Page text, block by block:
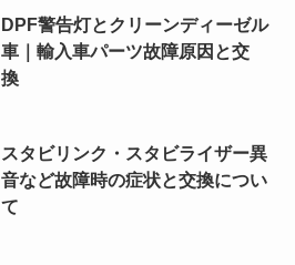
DPF警告灯とクリーンディーゼル
車｜輸入車パーツ故障原因と交
換
スタビリンク・スタビライザー異
音など故障時の症状と交換につい
て